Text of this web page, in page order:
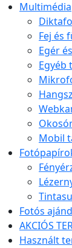
Multimédia
Fej és
Egér
Egyéb
Mobil
Fotós
AKCIÓS
Használt